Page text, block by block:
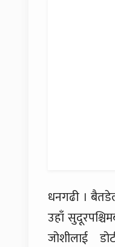
धनगढी ।
उहाँ
जोशीलाई